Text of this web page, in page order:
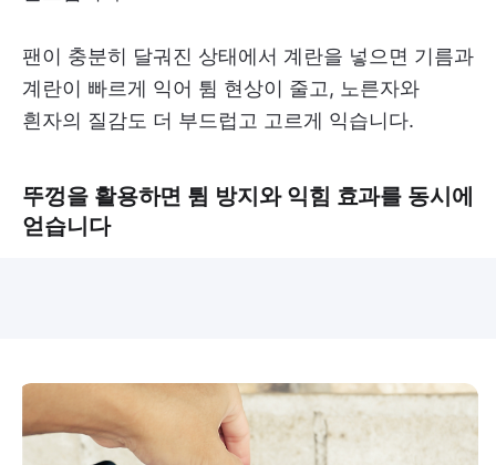
팬이 충분히 달궈진 상태에서 계란을 넣으면 기름과
계란이 빠르게 익어 튐 현상이 줄고, 노른자와
흰자의 질감도 더 부드럽고 고르게 익습니다.
뚜껑을 활용하면 튐 방지와 익힘 효과를 동시에
얻습니다